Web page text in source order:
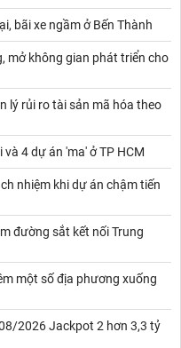
bãi xe ngầm ở Bến Thành
mở không gian phát triển cho
lý rủi ro tài sản mã hóa theo
4 dự án 'ma' ở TP HCM
nhiệm khi dự án chậm tiến
đường sắt kết nối Trung
một số địa phương xuống
2026 Jackpot 2 hơn 3,3 tỷ